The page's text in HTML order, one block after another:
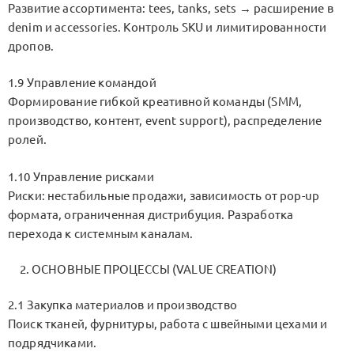
Развитие ассортимента: tees, tanks, sets → расширение в
denim и accessories. Контроль SKU и лимитированности
дропов.
1.9 Управление командой
Формирование гибкой креативной команды (SMM,
производство, контент, event support), распределение
ролей.
1.10 Управление рисками
Риски: нестабильные продажи, зависимость от pop-up
формата, ограниченная дистрибуция. Разработка
перехода к системным каналам.
ОСНОВНЫЕ ПРОЦЕССЫ (VALUE CREATION)
2.1 Закупка материалов и производство
Поиск тканей, фурнитуры, работа с швейными цехами и
подрядчиками.